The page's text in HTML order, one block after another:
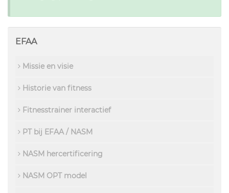
EFAA
Missie en visie
Historie van fitness
Fitnesstrainer interactief
PT bij EFAA / NASM
NASM hercertificering
NASM OPT model